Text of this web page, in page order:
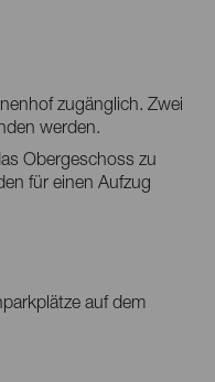
zugänglich. Zwei
werden.
Obergeschoss zu
für einen Aufzug
auf dem